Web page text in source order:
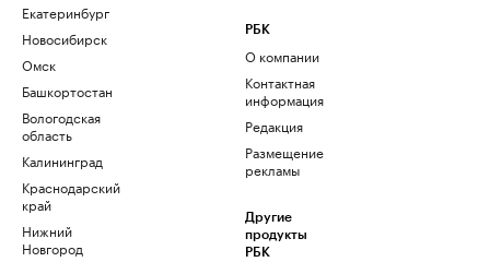
Екатеринбург
Новосибирск
Омск
Башкортостан
Вологодская
область
Калининград
Краснодарский
край
Нижний
Новгород
РБК
О компании
Контактная
информация
Редакция
Размещение
рекламы
Другие
продукты
РБК